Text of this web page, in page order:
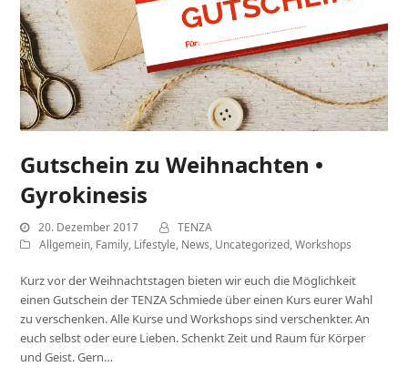
Gutschein zu Weihnachten •
Gyrokinesis
20. Dezember 2017
TENZA
Allgemein, Family, Lifestyle, News, Uncategorized,Workshops
Kurz vor der Weihnachtstagen bieten wir euch die Möglichkeit
einen Gutschein der TENZA Schmiede über einen Kurs eurer Wahl
zu verschenken. Alle Kurse und Workshops sind verschenkter. An
euch selbst oder eure Lieben. Schenkt Zeit und Raum für Körper
und Geist. Gern…